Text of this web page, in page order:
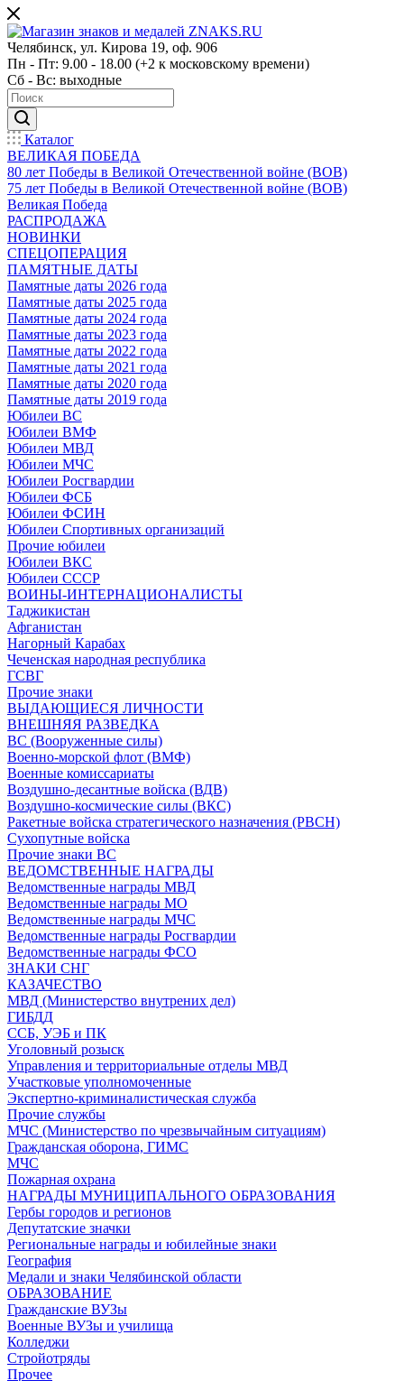
Челябинск, ул. Кирова 19, оф. 906
Пн - Пт: 9.00 - 18.00 (+2 к московскому времени)
Сб - Вс: выходные
Каталог
ВЕЛИКАЯ ПОБЕДА
80 лет Победы в Великой Отечественной войне (ВОВ)
75 лет Победы в Великой Отечественной войне (ВОВ)
Великая Победа
РАСПРОДАЖА
НОВИНКИ
СПЕЦОПЕРАЦИЯ
ПАМЯТНЫЕ ДАТЫ
Памятные даты 2026 года
Памятные даты 2025 года
Памятные даты 2024 года
Памятные даты 2023 года
Памятные даты 2022 года
Памятные даты 2021 года
Памятные даты 2020 года
Памятные даты 2019 года
Юбилеи ВС
Юбилеи ВМФ
Юбилеи МВД
Юбилеи МЧС
Юбилеи Росгвардии
Юбилеи ФСБ
Юбилеи ФСИН
Юбилеи Спортивных организаций
Прочие юбилеи
Юбилеи ВКС
Юбилеи СССР
ВОИНЫ-ИНТЕРНАЦИОНАЛИСТЫ
Таджикистан
Афганистан
Нагорный Карабах
Чеченская народная республика
ГСВГ
Прочие знаки
ВЫДАЮЩИЕСЯ ЛИЧНОСТИ
ВНЕШНЯЯ РАЗВЕДКА
ВС (Вооруженные силы)
Военно-морской флот (ВМФ)
Военные комиссариаты
Воздушно-десантные войска (ВДВ)
Воздушно-космические силы (ВКС)
Ракетные войска стратегического назначения (РВСН)
Сухопутные войска
Прочие знаки ВС
ВЕДОМСТВЕННЫЕ НАГРАДЫ
Ведомственные награды МВД
Ведомственные награды МО
Ведомственные награды МЧС
Ведомственные награды Росгвардии
Ведомственные награды ФСО
ЗНАКИ СНГ
КАЗАЧЕСТВО
МВД (Министерство внутрених дел)
ГИБДД
ССБ, УЭБ и ПК
Уголовный розыск
Управления и территориальные отделы МВД
Участковые уполномоченные
Экспертно-криминалистическая служба
Прочие службы
МЧС (Министерство по чрезвычайным ситуациям)
Гражданская оборона, ГИМС
МЧС
Пожарная охрана
НАГРАДЫ МУНИЦИПАЛЬНОГО ОБРАЗОВАНИЯ
Гербы городов и регионов
Депутатские значки
Региональные награды и юбилейные знаки
География
Медали и знаки Челябинской области
ОБРАЗОВАНИЕ
Гражданские ВУЗы
Военные ВУЗы и училища
Колледжи
Стройотряды
Прочее